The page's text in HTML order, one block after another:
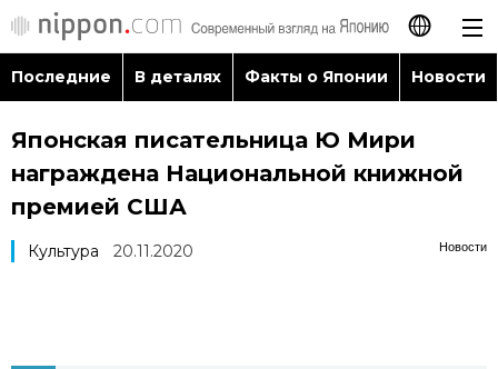
日本語
English
Последние
Последние В деталях Факты о Японии Новости
Японская писательница Ю Мири
награждена Национальной книжной
премией США
Новости
Культура 20.11.2020